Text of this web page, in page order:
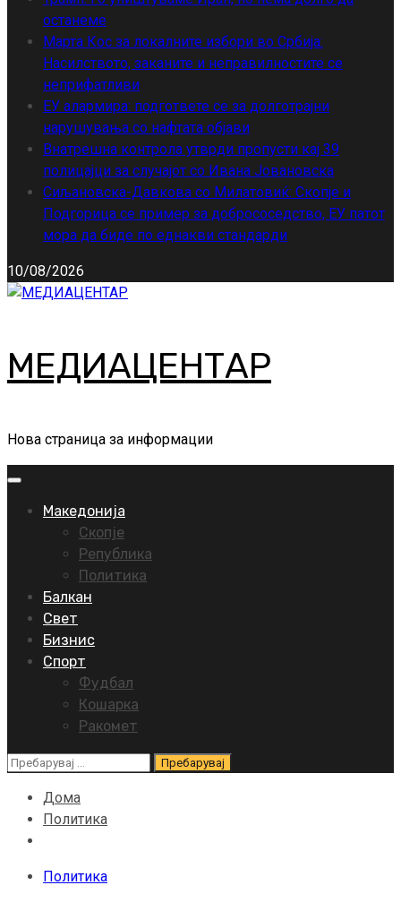
останеме
Марта Кос за локалните избори во Србија:
Насилството, заканите и неправилностите се
неприфатливи
ЕУ алармира: подгответе се за долготрајни
нарушувања со нафтата објави
Внатрешна контрола утврди пропусти кај 39
полицајци за случајот со Ивана Јовановска
Сиљановска-Давкова со Милатовиќ: Скопје и
Подгорица се пример за добрососедство, ЕУ патот
мора да биде по еднакви стандарди
10/08/2026
МЕДИАЦЕНТАР
Нова страница за информации
Primary
Македонија
Скопје
Република
Политика
Балкан
Свет
Бизнис
Спорт
Фудбал
Кошарка
Ракомет
Пребарувај
Дома
Политика
Политика